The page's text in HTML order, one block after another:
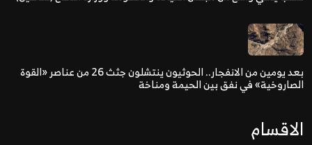
بعد يومين من الانفجار.. الحوثيون ينتشلون جثث 26 من عناصر «القوة
الصاروخية» في نفق بين الحيمة ومناخة
الاقسام